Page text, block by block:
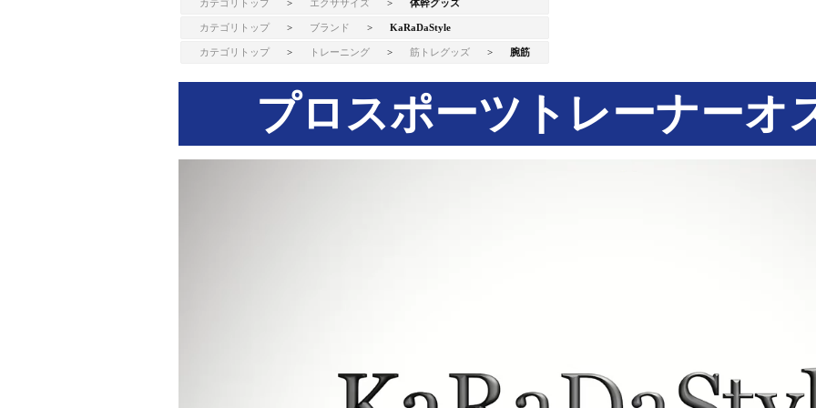
カテゴリトップ > エクササイズ > 体幹グッズ
カテゴリトップ > ブランド > KaRaDaStyle
カテゴリトップ > トレーニング > 筋トレグッズ > 腕筋
プロスポーツトレーナーオ